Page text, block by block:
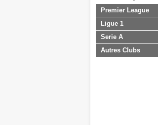
Premier League
Ligue 1
Serie A
Autres Clubs